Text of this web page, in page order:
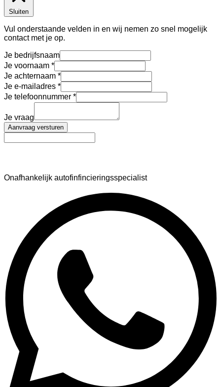
Sluiten
Vul onderstaande velden in en wij nemen zo snel mogelijk
contact met je op.
Je bedrijfsnaam
Je voornaam
Je achternaam
Je e-mailadres
Je telefoonnummer
Je vraag
Aanvraag versturen
Onafhankelijk autofinfincieringsspecialist